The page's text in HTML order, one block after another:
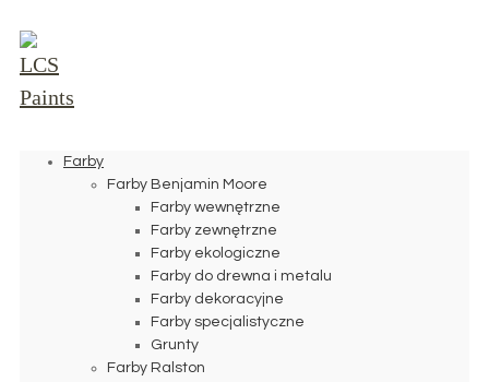
Farby
Farby Benjamin Moore
Farby wewnętrzne
Farby zewnętrzne
Farby ekologiczne
Farby do drewna i metalu
Farby dekoracyjne
Farby specjalistyczne
Grunty
Farby Ralston